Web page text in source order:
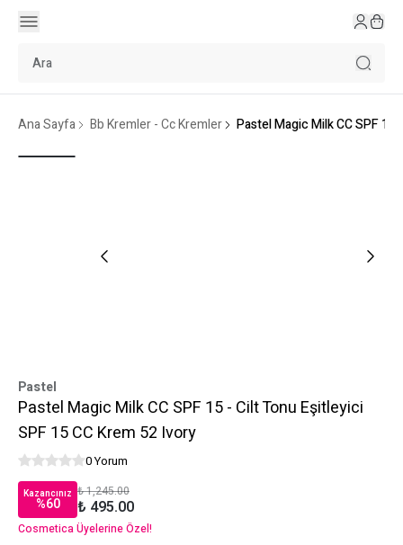
Ana Sayfa Bb Kremler - Cc Kremler Pastel Magic Milk CC SPF 15
Pastel
Pastel Magic Milk CC SPF 15 - Cilt Tonu Eşitleyici
SPF 15 CC Krem 52 Ivory
0 Yorum
Kazancınız
%60
₺ 1,245.00
₺ 495.00
Cosmetica Üyelerine Özel!